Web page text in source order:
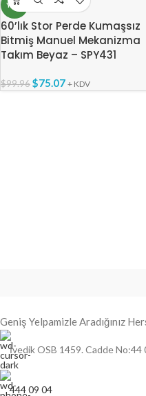
YENI
60’lık Stor Perde Kumaşsız
Bitmiş Manuel Mekanizma
Takım Beyaz – SPY431
$99.96$75.07 + KDV
Geniş Yelpamizle Aradığınız
İvedik OSB 1459. Cadde
444 09 04